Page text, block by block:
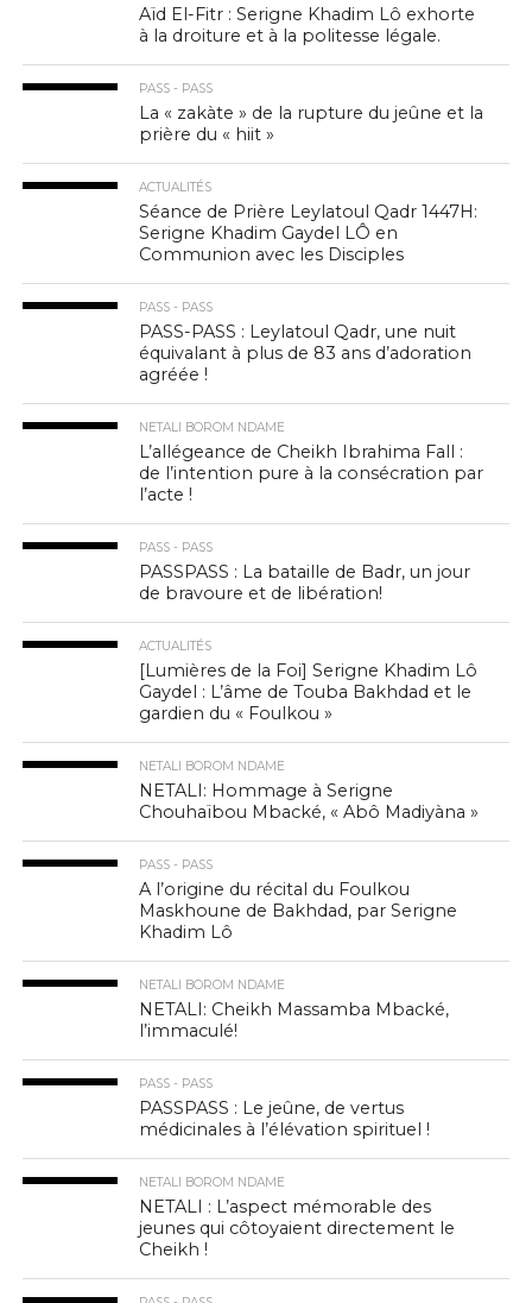
Aïd El-Fitr : Serigne Khadim Lô exhorte
à la droiture et à la politesse légale.
PASS - PASS
La « zakàte » de la rupture du jeûne et la
prière du « hiit »
ACTUALITÉS
Séance de Prière Leylatoul Qadr 1447H:
Serigne Khadim Gaydel LÔ en
Communion avec les Disciples
PASS - PASS
PASS-PASS : Leylatoul Qadr, une nuit
équivalant à plus de 83 ans d’adoration
agréée !
NETALI BOROM NDAME
L’allégeance de Cheikh Ibrahima Fall :
de l’intention pure à la consécration par
l’acte !
PASS - PASS
PASSPASS : La bataille de Badr, un jour
de bravoure et de libération!
ACTUALITÉS
[Lumières de la Foi] Serigne Khadim Lô
Gaydel : L’âme de Touba Bakhdad et le
gardien du « Foulkou »
NETALI BOROM NDAME
NETALI: Hommage à Serigne
Chouhaïbou Mbacké, « Abô Madiyàna »
PASS - PASS
A l’origine du récital du Foulkou
Maskhoune de Bakhdad, par Serigne
Khadim Lô
NETALI BOROM NDAME
NETALI: Cheikh Massamba Mbacké,
l’immaculé!
PASS - PASS
PASSPASS : Le jeûne, de vertus
médicinales à l’élévation spirituel !
NETALI BOROM NDAME
NETALI : L’aspect mémorable des
jeunes qui côtoyaient directement le
Cheikh !